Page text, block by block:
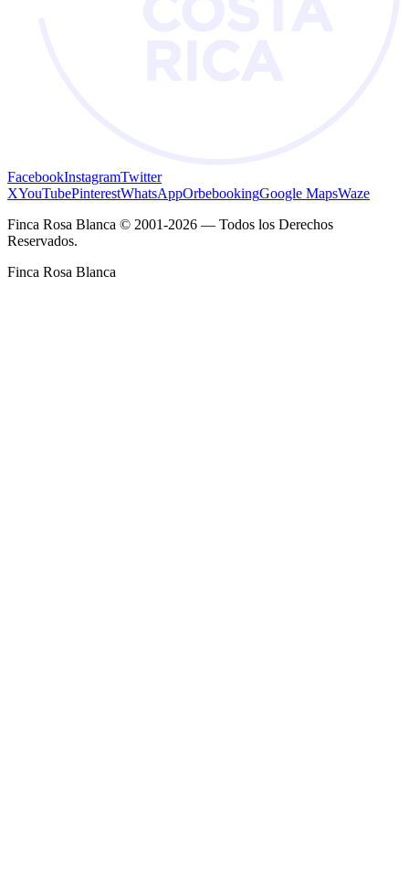
FacebookInstagramTwitter
XYouTubePinterestWhatsAppOrbebookingGoogle MapsWaze
Finca Rosa Blanca © 2001-2026 — Todos los Derechos
Reservados.
Finca Rosa Blanca